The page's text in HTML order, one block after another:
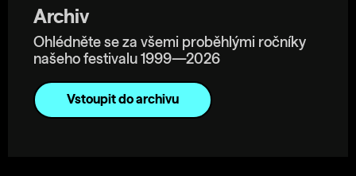
Archiv
Ohlédněte se za všemi proběhlými ročníky
našeho festivalu 1999—2026
Vstoupit do archivu